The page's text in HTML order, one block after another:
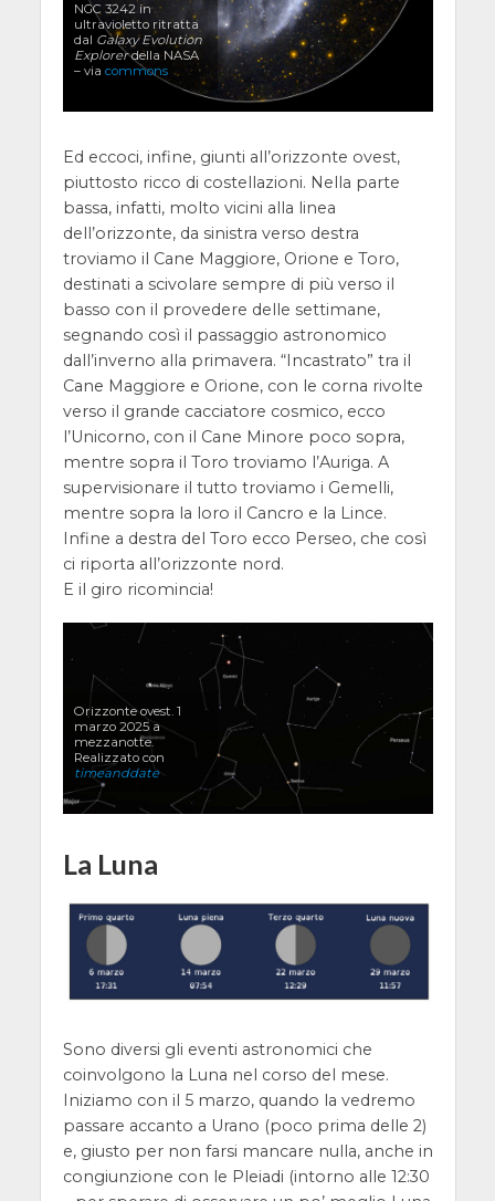
NGC 3242 in
ultravioletto ritratta
dal Galaxy Evolution
Explorerdella NASA
– via commons
Ed eccoci, infine, giunti all’orizzonte ovest,
piuttosto ricco di costellazioni. Nella parte
bassa, infatti, molto vicini alla linea
dell’orizzonte, da sinistra verso destra
troviamo il Cane Maggiore, Orione e Toro,
destinati a scivolare sempre di più verso il
basso con il provedere delle settimane,
segnando così il passaggio astronomico
dall’inverno alla primavera. “Incastrato” tra il
Cane Maggiore e Orione, con le corna rivolte
verso il grande cacciatore cosmico, ecco
l’Unicorno, con il Cane Minore poco sopra,
mentre sopra il Toro troviamo l’Auriga. A
supervisionare il tutto troviamo i Gemelli,
mentre sopra la loro il Cancro e la Lince.
Infine a destra del Toro ecco Perseo, che così
ci riporta all’orizzonte nord.
E il giro ricomincia!
Orizzonte ovest. 1
marzo 2025 a
mezzanotte.
Realizzato con
timeanddate
La Luna
Sono diversi gli eventi astronomici che
coinvolgono la Luna nel corso del mese.
Iniziamo con il 5 marzo, quando la vedremo
passare accanto a Urano (poco prima delle 2)
e, giusto per non farsi mancare nulla, anche in
congiunzione con le Pleiadi (intorno alle 12:30